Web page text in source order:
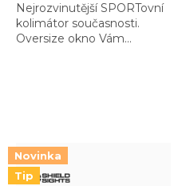
Nejrozvinutější SPORTovní
kolimátor současnosti.
Oversize okno Vám
Novinka
Tip